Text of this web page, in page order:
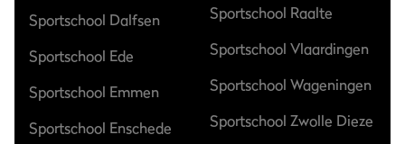
Sportschool Dalfsen
Sportschool Ede
Sportschool Emmen
Sportschool Enschede
Sportschool Raalte
Sportschool Vlaardingen
Sportschool Wageningen
Sportschool Zwolle Dieze